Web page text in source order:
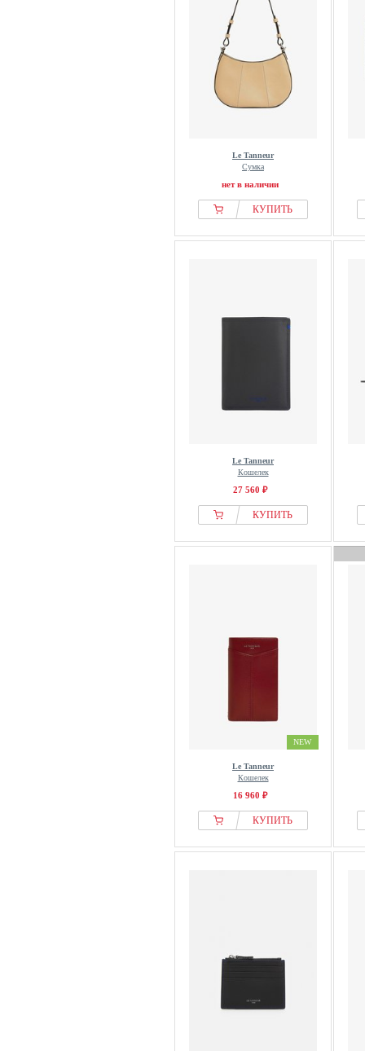
Le Tanneur
Сумка
нет в наличии
КУПИТЬ
Le Tanneur
Кошелек
27 560 ₽
КУПИТЬ
NEW
Le Tanneur
Кошелек
16 960 ₽
КУПИТЬ